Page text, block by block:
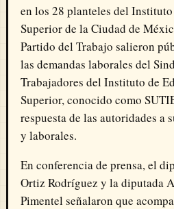
en los 28 planteles del
Superior de la Ciudad de
Partido del Trabajo salieron
las demandas laborales del
Trabajadores del Instituto de
Superior, conocido como
respuesta de las autoridades a
y laborales.
En conferencia de prensa, el
Ortiz Rodríguez y la diputada
Pimentel señalaron que